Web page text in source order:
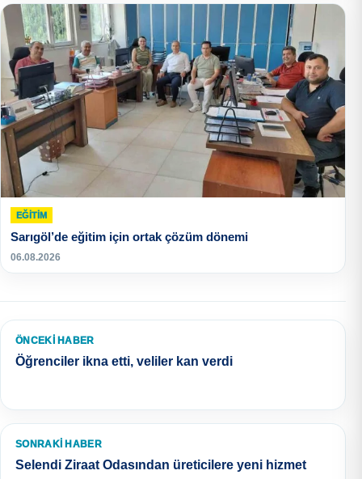
EĞITIM
Sarıgöl’de eğitim için ortak çözüm dönemi
06.08.2026
ÖNCEKI HABER
Öğrenciler ikna etti, veliler kan verdi
SONRAKI HABER
Selendi Ziraat Odasından üreticilere yeni hizmet